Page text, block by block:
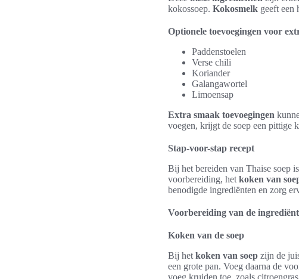
kokossoep. Kokosmelk geeft een
Optionele toevoegingen voor
Paddenstoelen
Verse chili
Koriander
Galangawortel
Limoensap
Extra smaak toevoegingen
voegen, krijgt de soep een pittige
Stap-voor-stap recept
Bij het bereiden van Thaise soep
voorbereiding, het koken van
benodigde ingrediënten en zorg
Voorbereiding van de
Koken van de soep
Bij het koken van soep zijn de
een grote pan. Voeg daarna de
voeg kruiden toe, zoals